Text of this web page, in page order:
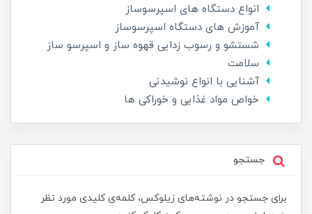
انواع دستگاه های اسپرسوساز
آموزش های دستگاه اسپرسوساز
شستشو و رسوب زدایی قهوه ساز و اسپرسو ساز
سلامت
آشنایی با انواع نوشیدنی
خواص مواد غذایی و خوراکی ها
جستجو
برای جستجو در نوشته‌های زیلوکس، کلمه‌ی کلیدی مورد نظر